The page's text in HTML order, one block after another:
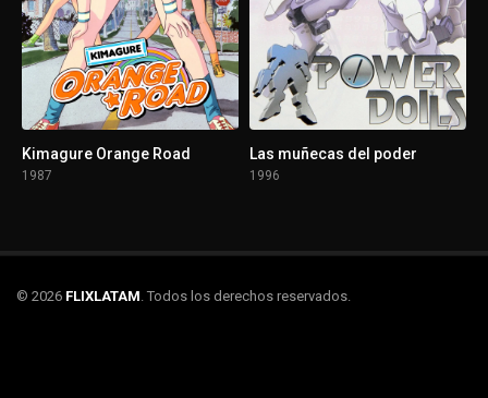
Kimagure Orange Road
1987
Las muñecas del poder
1996
© 2026 FLIXLATAM. Todos los derechos reservados.